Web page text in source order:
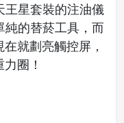
王星套裝的注油儀
純的替菸工具，而
就劃亮觸控屏，
圈！